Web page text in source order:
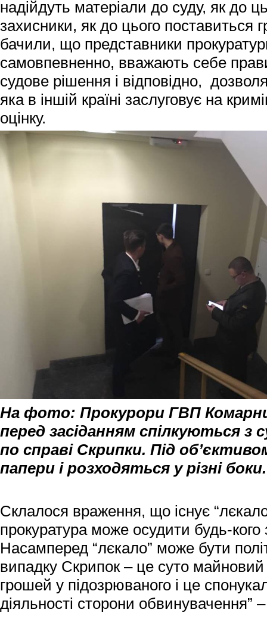
надійдуть матеріали до суду, як до
захисники, як до цього поставиться
бачили, що представники
самовпевненно, вважають себе
судове рішення і відповідно,
яка в іншій країні заслуговує на
оцінку.
На фото: Прокурори ГВП
перед засіданням спілкуються з
по справі Скрипки. Під
папери і розходяться у різні боки.
Склалося враження, що існує
прокуратура може осудити будь-
Насамперед “лєкало” може бути
випадку Скрипок – це суто майновий
грошей у підозрюваного і це
діяльності сторони обвинувачення”